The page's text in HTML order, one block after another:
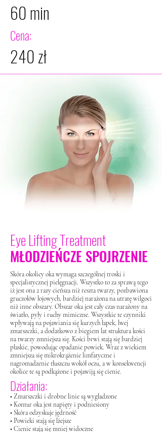
60 min
Cena:
240 zł
Eye Lifting Treatment
MŁODZIEŃCZE SPOJRZENIE
Skóra okolicy oka wymaga szczególnej troski i
specjalistycznej pielęgnacji. Wszystko to za sprawą tego
iż jest ona 2 razy cieńsza niż reszta twarzy, pozbawiona
gruczołów łojowych, bardziej narażona na utratę wilgoci
niż inne obszary. Obszar oka jest cały czas narażony na
światło, pyły i ruchy mimiczne. Wszystkie te czynniki
wpływają na pojawiania się kurzych łapek, lwej
zmarszczki, a dodatkowo z biegiem lat struktura kości
na twarzy zmniejsza się. Kości brwi stają się bardziej
płaskie, powodując opadanie powiek. Wraz z wiekiem
zmniejsza się mikrokrążenie limfatyczne i
nagromadzenie tłuszczu wokół oczu, a w konsekwencji
okolice te są podkążone i pojawiją się cienie.
Działania:
• Zmarszczki i drobne linie są wygładzone
• Kontur oka jest napięty i podniesiony
• Skóra odzyskuje jędrność
• Powieki stają się lżejsze
• Cienie stają się mniej widoczne